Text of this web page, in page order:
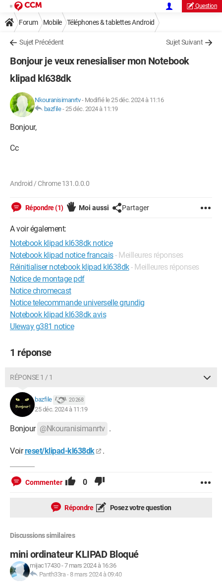
Question
Forum Mobile Téléphones & tablettes Android
Sujet Précédent Sujet Suivant
Bonjour je veux renesialiser mon Notebook
klipad kl638dk
Nkouranisimanrtv- Modifié le 25 déc. 2024 à 11:16
bazfile-25 déc. 2024 à 11:19
Bonjour,
Cc
Android / Chrome 131.0.0.0
Répondre (1) Moi aussi Partager
A voir également:
Notebook klipad kl638dk notice
Notebook klipad notice francais- Meilleures réponses
Réinitialiser notebook klipad kl638dk- Meilleures réponses
Notice de montage pdf
Notice chromecast
Notice telecommande universelle grundig
Notebook klipad kl638dk avis
Uleway g381 notice
1 réponse
RÉPONSE 1 / 1
bazfile 20 268
25 déc. 2024 à 11:19
Bonjour @Nkouranisimanrtv .
Voirreset/klipad-kl638dk .
Commenter 0
Répondre Posez votre question
Discussions similaires
mini ordinateur KLIPAD Bloqué
mijac17430-7 mars 2024 à 16:36
Panth33ra - 8 mars 2024 à 09:40